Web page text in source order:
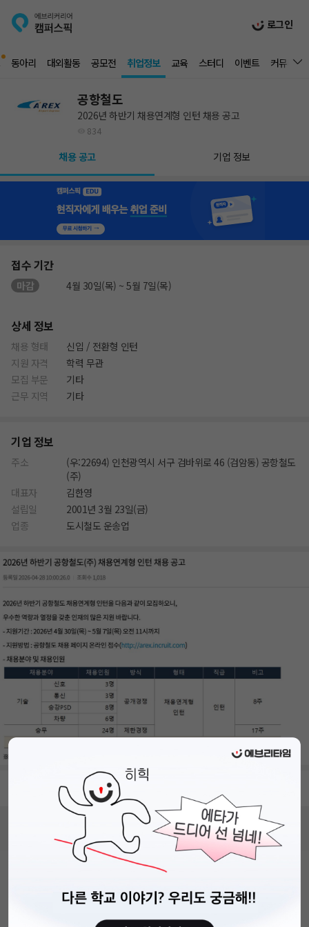
로그인
동아리 대외활동 공모전 취업정보 교육 스터디 이벤트 커뮤니티
공항철도
2026년 하반기 채용연계형 인턴 채용 공고
834
채용 공고 기업 정보
접수 기간
마감 4월 30일(목) ~ 5월 7일(목)
상세 정보
채용 형태
신입 / 전환형 인턴
지원 자격
학력 무관
모집 부문
기타
근무 지역
기타
기업 정보
주소
(우:22694) 인천광역시 서구 검바위로 46 (검암동) 공항철도
(주)
대표자
김한영
설립일
2001년 3월 23일(금)
업종
도시철도 운송업
- 접수기간 : 26.04.30.(목) ~ 26.05.07.(목) 11시 까지
서울특별시 마포구 양화로 113, 5층
사업자등록번호 : 572-87-02009
개인정보처리방침 커뮤니티이용규칙 공지사항